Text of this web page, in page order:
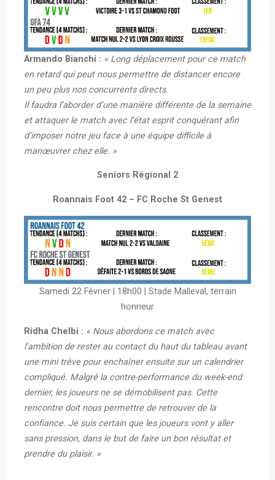
Armando Bianchi : « Long déplacement pour ce match
en retard qui peut nous permettre de distancer encore
un peu plus nos concurrents directs.
Il faudra l’aborder d’une manière différente de la semaine
et attaquer le match avec l’état esprit conquérant afin
d’imposer notre jeu face à une équipe difficile à
manœuvrer chez elle. »
Seniors Régional 2
Roannais Foot 42 – FC Roche St Genest
Samedi 22 Février | 18h00 | Stade Malleval, terrain
honneur
Ridha Chelbi : « Nous abordons ce match avec
l’ambition de rester au contact du haut du tableau avant
une mini trêve pour enchaîner ensuite sur un calendrier
compliqué. Malgré la contre-performance du week-end
dernier, les joueurs ne se démobilisent pas. Cette
rencontre doit nous permettre de retrouver de la
confiance. Je suis certain que les joueurs vont y aller
sans pression, dans le but de faire un bon résultat et
prendre du plaisir. »